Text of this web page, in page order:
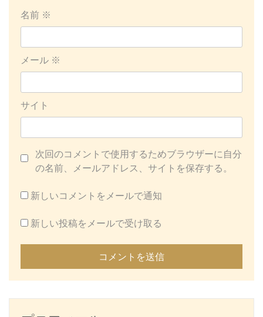
名前 ※
メール ※
サイト
次回のコメントで使用するためブラウザーに自分
の名前、メールアドレス、サイトを保存する。
新しいコメントをメールで通知
新しい投稿をメールで受け取る